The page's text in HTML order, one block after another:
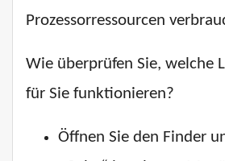
Prozessorressourcen
Wie überprüfen Sie, welche
für Sie funktionieren?
Öffnen Sie den Finder